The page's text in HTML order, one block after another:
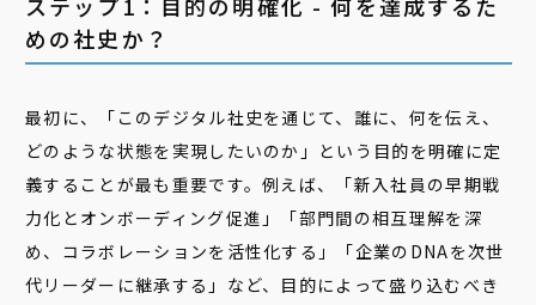
めの社史か？
最初に、「このデジタル社史を通じて、誰に、何を伝え、
どのような状態を実現したいのか」という目的を明確に定
義することが最も重要です。例えば、「新入社員の早期戦
力化とオンボーディング促進」「部門間の相互理解を深
め、コラボレーションを活性化する」「企業のDNAを次世
代リーダーに継承する」など、目的によって盛り込むべき